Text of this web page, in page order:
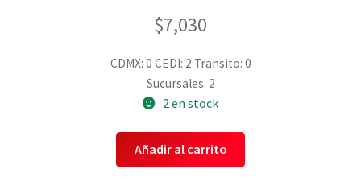
$7,030
CDMX: 0 CEDI: 2 Transito: 0
Sucursales: 2
2 en stock
Añadir al carrito